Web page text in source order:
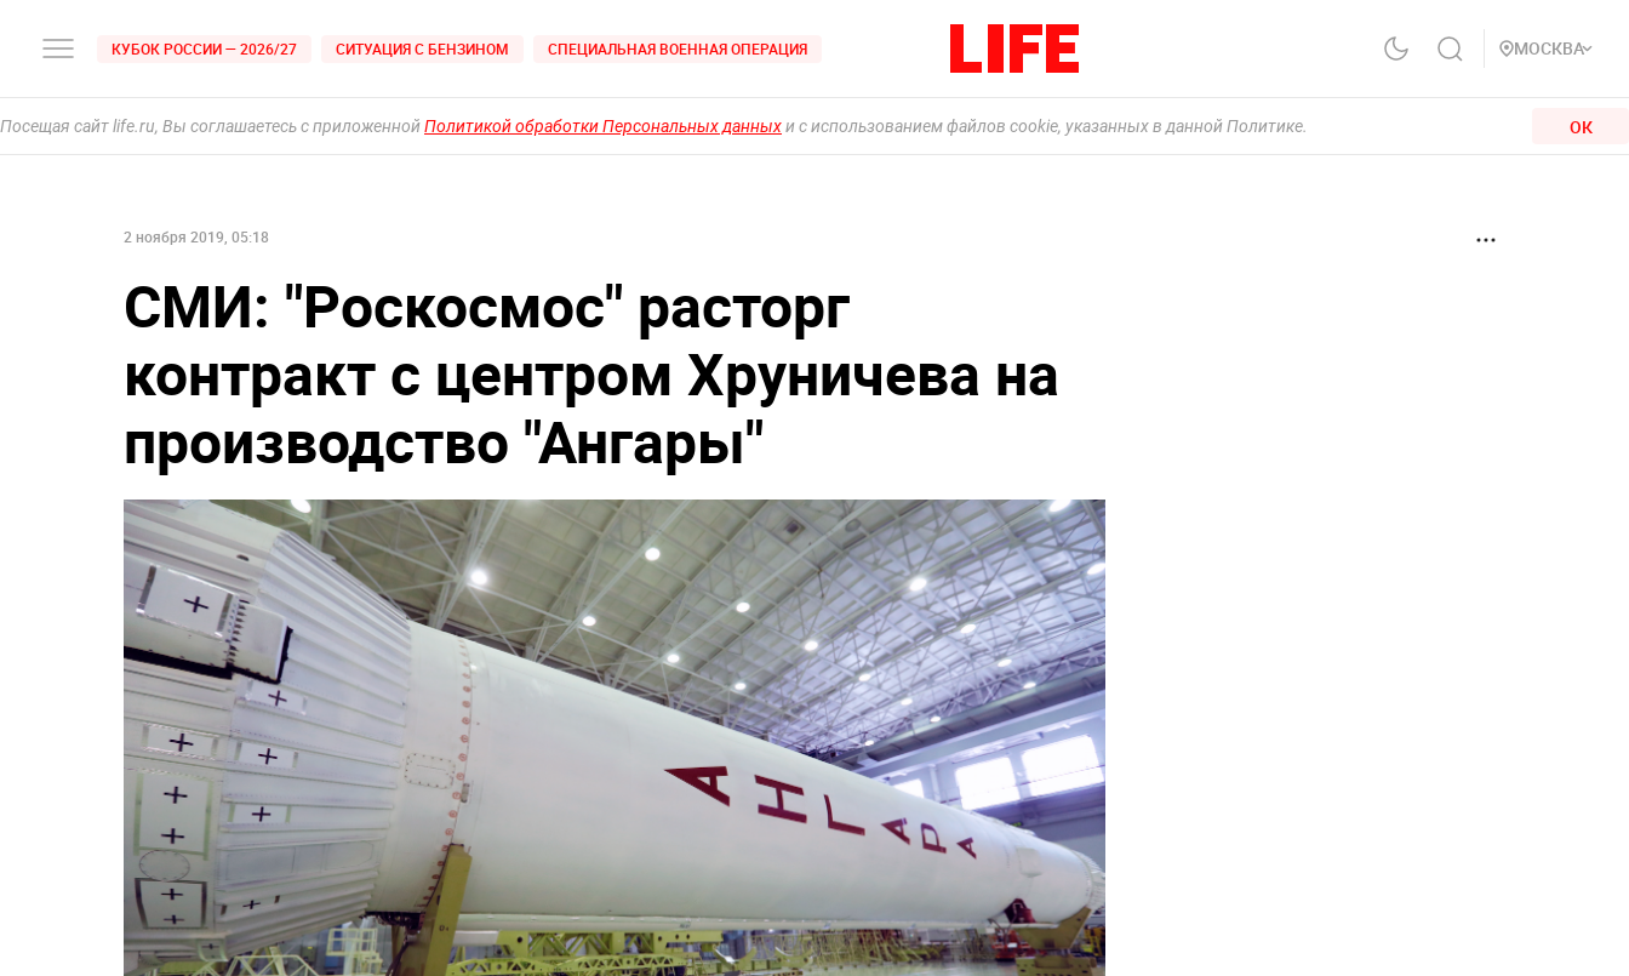
КУБОК РОССИИ — 2026/27 СИТУАЦИЯ С БЕНЗИНОМ СПЕЦИАЛЬНАЯ ВОЕННАЯ ОПЕРАЦИЯ МОСКВА
Посещая сайт life.ru, Вы соглашаетесь с приложеннойПолитикой обработки Персональных данныхи с использованием файлов cookie, указанных в данной Политике. ОК
2 ноября 2019, 05:18
СМИ: "Роскосмос" расторг
контракт с центром Хруничева на
производство "Ангары"